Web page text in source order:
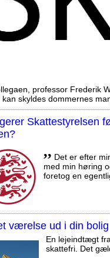
professor Frederik
kan skyldes dommernes
Skattestyrelsen
,, Det er efter
med min høring
foretog en
værelse ud i din bolig
En lejeindtægt fra
skattefri. Det